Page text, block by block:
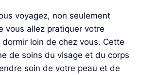
voyagez, non seulement
vous allez pratiquer votre
loin de chez vous. Cette
de soins du visage et du corps
soin de votre peau et de